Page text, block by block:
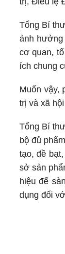
Tổng Bí
ảnh hưởng
cơ quan,
ích chung
Muốn vậy,
trị và xã
Tổng Bí
bộ đủ
tạo, đề
sở sản
hiệu để
dụng đối